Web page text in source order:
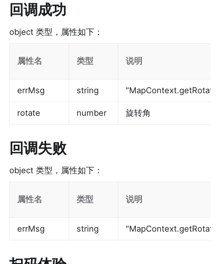
回调成功
object 类型，属性如下：
属性名 类型 说明
errMsg string
rotate number 旋转角
回调失败
object 类型，属性如下：
属性名 类型 说明
errMsg string